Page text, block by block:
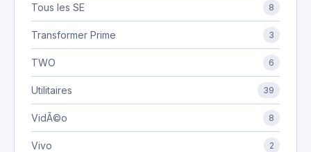
Tous les SE 8
Transformer Prime 3
TWO 6
Utilitaires 39
VidÃ©o 8
Vivo 2